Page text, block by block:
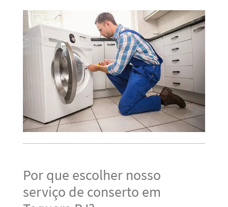
Por que escolher nosso
serviço de conserto em